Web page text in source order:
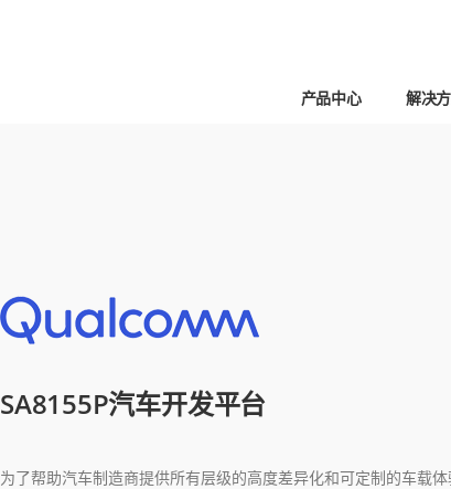
产品中心 解决
SA8155P汽车开发平台
为了帮助汽车制造商提供所有层级的高度差异化和可定制的车载